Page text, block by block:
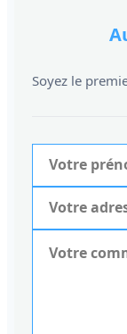
Soyez le